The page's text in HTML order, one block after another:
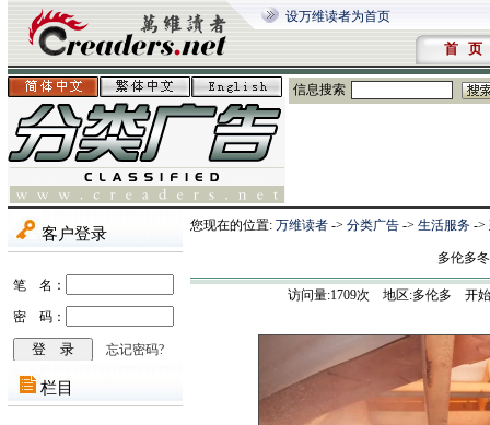
设万维读者为首页
首 页
信息搜索
您现在的位置: 万维读者 -> 分类广告 -> 生活服务 ->
多伦多
访问量:1709次 地区:多伦多 开始